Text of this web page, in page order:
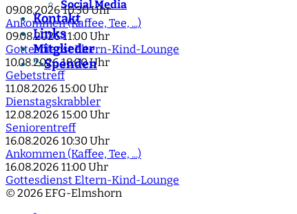
Social Media
Kontakt
Links
Mitglieder
">Spenden
09.08.2026 10:30 Uhr
Ankommen (Kaffee, Tee, ...)
09.08.2026 11:00 Uhr
Gottesdienst Eltern-Kind-Lounge
10.08.2026 18:00 Uhr
Gebetstreff
11.08.2026 15:00 Uhr
Dienstagskrabbler
12.08.2026 15:00 Uhr
Seniorentreff
16.08.2026 10:30 Uhr
Ankommen (Kaffee, Tee, ...)
16.08.2026 11:00 Uhr
Gottesdienst Eltern-Kind-Lounge
© 2026 EFG-Elmshorn